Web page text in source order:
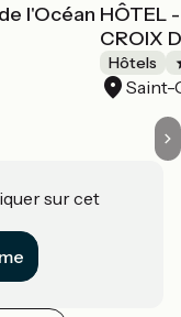
l'Océan HÔTEL
CROIX
Hôtels
Saint-
sur cet